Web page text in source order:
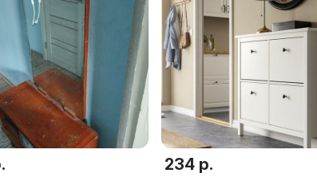
234 р.